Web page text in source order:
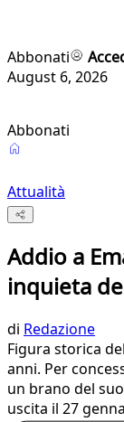
Abbonati
August 6, 2026
Abbonati
Attualità
Addio a
inquieta
di Redazione
Figura storica
anni. Per
un brano del
uscita il 27